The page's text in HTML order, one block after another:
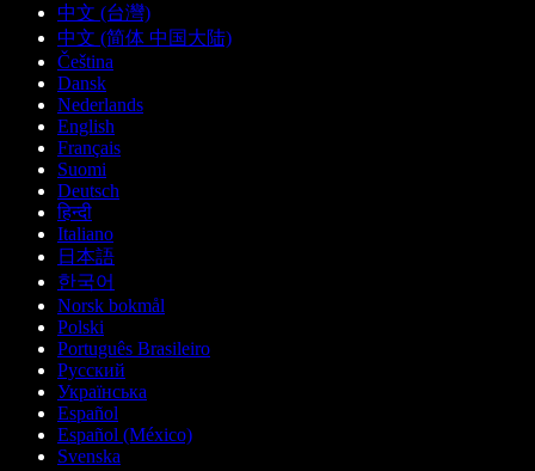
中文 (台灣)
中文 (简体 中国大陆)
Čeština
Dansk
Nederlands
English
Français
Suomi
Deutsch
हिन्दी
Italiano
日本語
한국어
Norsk bokmål
Polski
Português Brasileiro
Русский
Українська
Español
Español (México)
Svenska